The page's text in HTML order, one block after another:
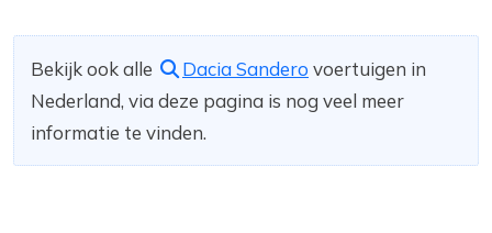
Bekijk ook alle Dacia Sandero voertuigen in
Nederland, via deze pagina is nog veel meer
informatie te vinden.